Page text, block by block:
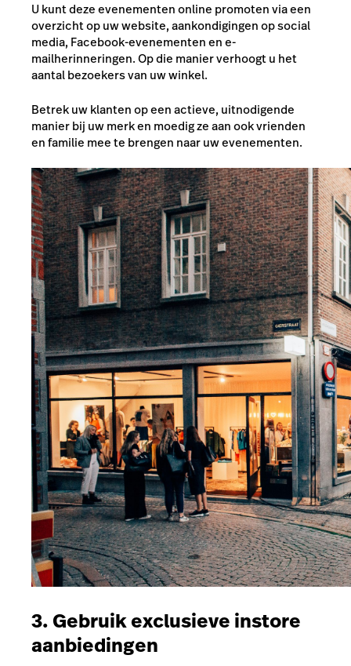
U kunt deze evenementen online promoten via een
overzicht op uw website, aankondigingen op social
media, Facebook-evenementen en e-
mailherinneringen. Op die manier verhoogt u het
aantal bezoekers van uw winkel.
Betrek uw klanten op een actieve, uitnodigende
manier bij uw merk en moedig ze aan ook vrienden
en familie mee te brengen naar uw evenementen.
3. Gebruik exclusieve instore
aanbiedingen